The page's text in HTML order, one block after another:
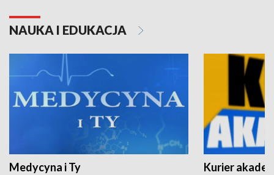
NAUKA I EDUKACJA
Medycyna i Ty Kurier